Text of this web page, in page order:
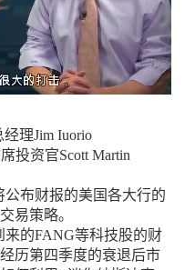
经理Jim Iuorio
投资官Scott Martin
公布财报的美国各大行的
易策略。
来的FANG等科技股的财
历第四季度的衰退后市